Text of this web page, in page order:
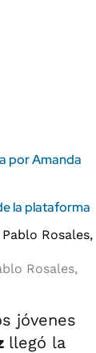
por Amanda
la plataforma
Rosales,
jóvenes
llegó la